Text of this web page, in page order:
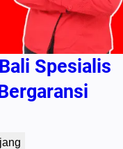
Spesialis